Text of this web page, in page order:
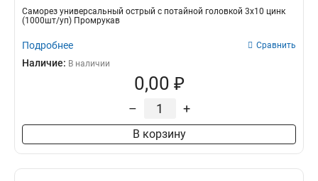
Саморез универсальный острый с потайной головкой 3x10 цинк
(1000шт/уп) Промрукав
Подробнее Сравнить
Наличие: В наличии
0,00 ₽
– +
В корзину